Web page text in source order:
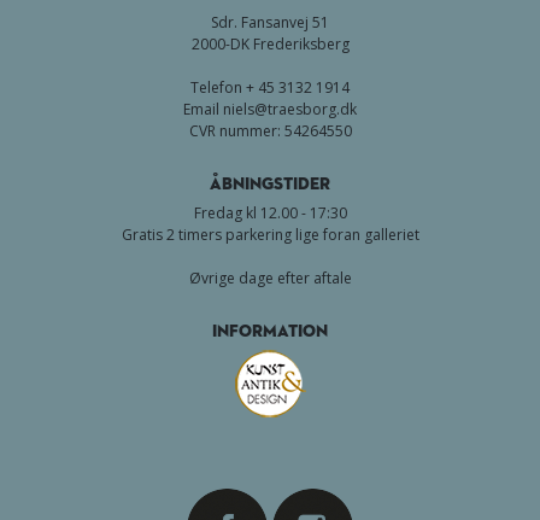
Sdr. Fansanvej 51
2000-DK Frederiksberg
Telefon + 45 3132 1914
Email niels@traesborg.dk
CVR nummer: 54264550
Åbningstider
Fredag kl 12.00 - 17:30
Gratis 2 timers parkering lige foran galleriet
Øvrige dage efter aftale
Information